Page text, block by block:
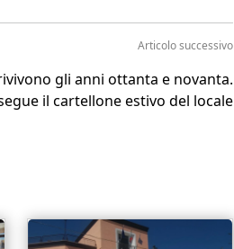
Articolo successivo
gli anni ottanta e novanta.
il cartellone estivo del locale